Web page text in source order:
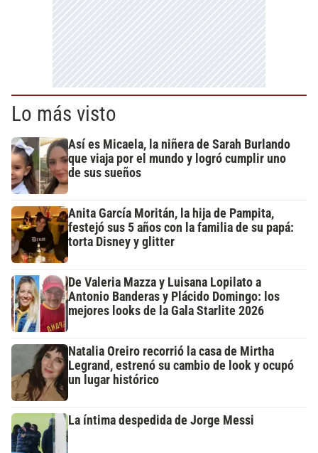
Lo más visto
Así es Micaela, la niñera de Sarah Burlando
que viaja por el mundo y logró cumplir uno
de sus sueños
Anita García Moritán, la hija de Pampita,
festejó sus 5 años con la familia de su papá:
torta Disney y glitter
De Valeria Mazza y Luisana Lopilato a
Antonio Banderas y Plácido Domingo: los
mejores looks de la Gala Starlite 2026
Natalia Oreiro recorrió la casa de Mirtha
Legrand, estrenó su cambio de look y ocupó
un lugar histórico
La íntima despedida de Jorge Messi